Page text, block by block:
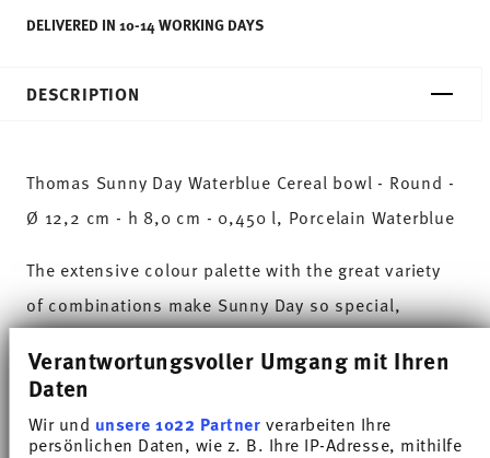
Verantwortungsvoller Umgang mit Ihren
Daten
Wir und unsere 1022 Partnerverarbeiten Ihre
persönlichen Daten, wie z. B. Ihre IP-Adresse, mithilfe
DELIVERED IN 10-14 WORKING DAYS
DESCRIPTION
Thomas Sunny Day Waterblue Cereal bowl - Round -
Ø 12,2 cm - h 8,0 cm - 0,450 l, Porcelain Waterblue
The extensive colour palette with the great variety
of combinations make Sunny Day so special,
worlds of every kind. Sunny Day’s pleasing and
unique.HAVE A SUNNY DAY!